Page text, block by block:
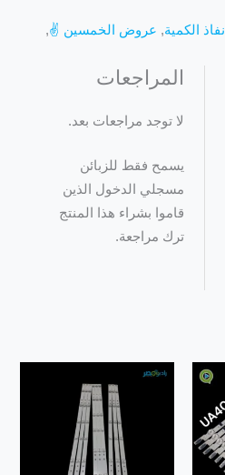
الكمية, عروض الخمسين ✌️,
المراجعات
لا توجد مراجعات بعد.
يسمح فقط للزبائن
مسجلي الدخول الذين
قاموا بشراء هذا المنتج
ترك مراجعة.